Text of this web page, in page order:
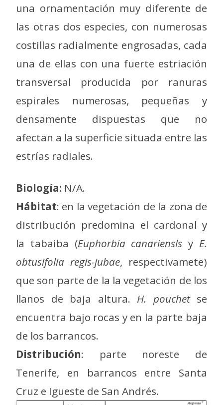
una ornamentación muy diferente de
las otras dos especies, con numerosas
costillas radialmente engrosadas, cada
una de ellas con una fuerte estriación
transversal producida por ranuras
espirales numerosas, pequeñas y
densamente dispuestas que no
afectan a la superficie situada entre las
estrías radiales.
Biología: N/A.
Hábitat: en la vegetación de la zona de
distribución predomina el cardonal y
la tabaiba (Euphorbia canariensls y E.
obtusifolia regis-jubae, respectivamete)
que son parte de la la vegetación de los
llanos de baja altura. H. pouchetse
encuentra bajo rocas y en la parte baja
de los barrancos.
Distribución: parte noreste de
Tenerife, en barrancos entre Santa
Cruz e Igueste de San Andrés.